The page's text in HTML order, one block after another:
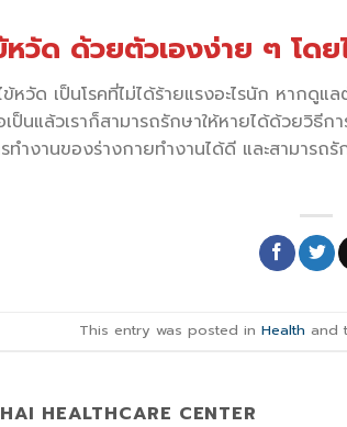
หวัด ด้วยตัวเองง่าย ๆ โด
หวัด เป็นโรคที่ไม่ได้ร้ายแรงอะไรนัก หากดู
ป็นแล้วเราก็สามารถรักษาให้หายได้ด้วยวิธีก
ทำงานของร่างกายทำงานได้ดี และสามารถ
This entry was posted in Health and
HEALTHCARE CENTER